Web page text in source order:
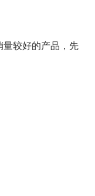
较好的产品，先